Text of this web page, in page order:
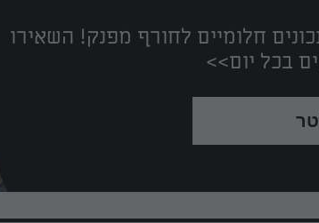
חלומיים לחורף מפנק! השאירו
בכל יום>>